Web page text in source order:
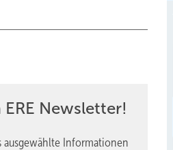
Newsletter!
ausgewählte Informationen